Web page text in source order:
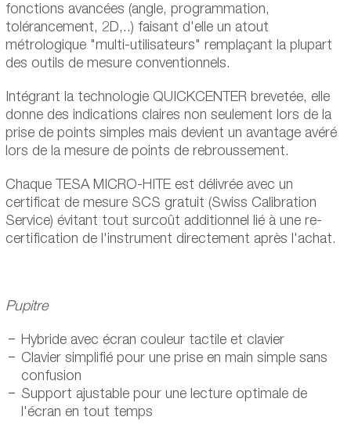
fonctions avancées (angle, programmation,
tolérancement, 2D,..) faisant d'elle un atout
métrologique "multi-utilisateurs" remplaçant la plupart
des outils de mesure conventionnels.
Intégrant la technologie QUICKCENTER brevetée, elle
donne des indications claires non seulement lors de la
prise de points simples mais devient un avantage avéré
lors de la mesure de points de rebroussement.
Chaque TESA MICRO-HITE est délivrée avec un
certificat de mesure SCS gratuit (Swiss Calibration
Service) évitant tout surcoût additionnel lié à une re-
certification de l'instrument directement après l'achat.
Pupitre
Hybride avec écran couleur tactile et clavier
Clavier simplifié pour une prise en main simple sans
confusion
Support ajustable pour une lecture optimale de
l'écran en tout temps